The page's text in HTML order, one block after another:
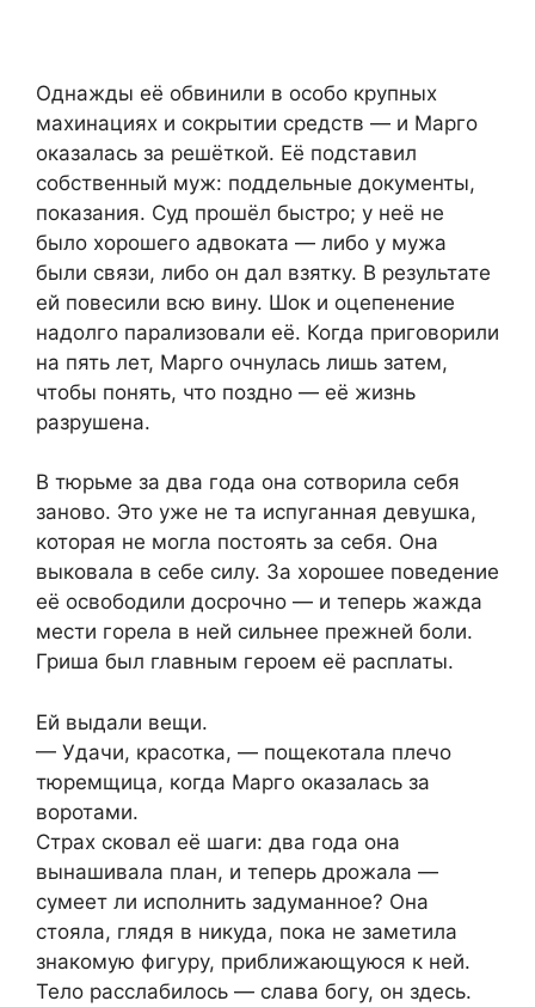
Однажды её обвинили в особо крупных
махинациях и сокрытии средств — и Марго
оказалась за решёткой. Её подставил
собственный муж: поддельные документы,
показания. Суд прошёл быстро; у неё не
было хорошего адвоката — либо у мужа
были связи, либо он дал взятку. В результате
ей повесили всю вину. Шок и оцепенение
надолго парализовали её. Когда приговорили
на пять лет, Марго очнулась лишь затем,
чтобы понять, что поздно — её жизнь
разрушена.
В тюрьме за два года она сотворила себя
заново. Это уже не та испуганная девушка,
которая не могла постоять за себя. Она
выковала в себе силу. За хорошее поведение
её освободили досрочно — и теперь жажда
мести горела в ней сильнее прежней боли.
Гриша был главным героем её расплаты.
Ей выдали вещи.
— Удачи, красотка, — пощекотала плечо
тюремщица, когда Марго оказалась за
воротами.
Страх сковал её шаги: два года она
вынашивала план, и теперь дрожала —
сумеет ли исполнить задуманное? Она
стояла, глядя в никуда, пока не заметила
знакомую фигуру, приближающуюся к ней.
Тело расслабилось — слава богу, он здесь.